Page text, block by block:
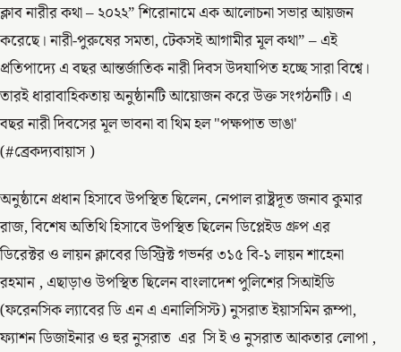
ক্লাব নারীর কথা – ২০২২” শিরোনামে এক আলোচনা সভার আয়জন
করেছে। নারী-পুরুষের সমতা, টেকসই আগামীর মূল কথা” – এই
প্রতিপাদ্যে এ বছর আন্তর্জাতিক নারী দিবস উদযাপিত হচ্ছে সারা বিশ্বে।
তারই ধারাবাহিকতায় অনুষ্ঠানটি আয়োজন করে উক্ত সংগঠনটি। এ
বছর নারী দিবসের মূল ভাবনা বা থিম হল "পক্ষপাত ভাঙা'
(#ব্রেকদ্যবায়াস )
অনুষ্ঠানে প্রধান হিসাবে উপস্থিত ছিলেন, নেপাল রাষ্ট্রদূত জনাব কুমার
রাজ, বিশেষ অতিথি হিসাবে উপস্থিত ছিলেন ডিপ্লেইড গ্রুপ এর
ডিরেক্টর ও লায়ন ক্লাবের ডিস্ট্রিক্ট গভর্নর ৩১৫ বি-১ লায়ন শাহেনা
রহমান , এছাড়াও উপস্থিত ছিলেন বাংলাদেশ পুলিশের সিআইডি
(ফরেনসিক ল্যাবের ডি এন এ এনালিসিস্ট) নুসরাত ইয়াসমিন রূম্পা,
ফ্যাশন ডিজাইনার ও হুর নুসরাত এর সি ই ও নুসরাত আকতার লোপা ,